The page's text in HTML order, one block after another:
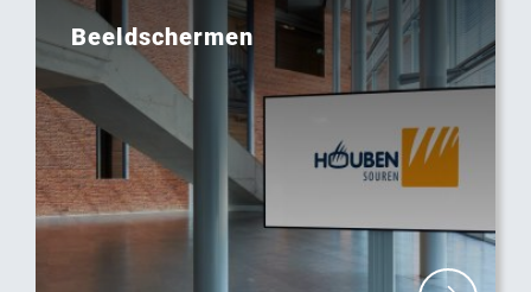
Beeldschermen